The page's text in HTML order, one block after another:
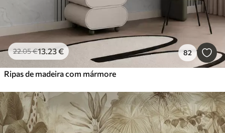
22.05€13.23€ 82
Ripas de madeira com mármore